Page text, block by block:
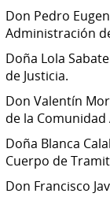
Don Pedro
Administración
Doña Lola
de Justicia.
Don Valentín
de la
Doña Blanca
Cuerpo de
Don Francisco